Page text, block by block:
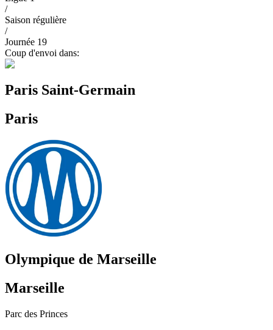
/
Saison régulière
/
Journée 19
Coup d'envoi dans:
Paris Saint-Germain
Paris
Olympique de Marseille
Marseille
Parc des Princes